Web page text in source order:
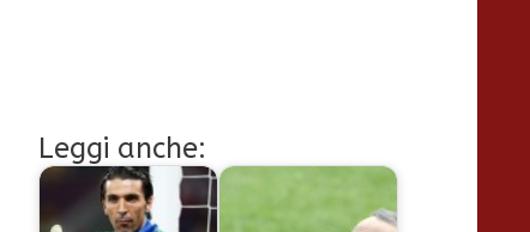
Leggi anche: